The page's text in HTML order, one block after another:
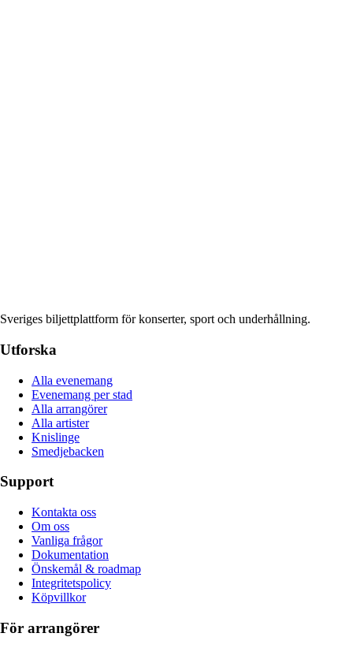
Sveriges biljettplattform för konserter, sport och underhållning.
Utforska
Alla evenemang
Evenemang per stad
Alla arrangörer
Alla artister
Knislinge
Smedjebacken
Support
Kontakta oss
Om oss
Vanliga frågor
Dokumentation
Önskemål & roadmap
Integritetspolicy
Köpvillkor
För arrangörer